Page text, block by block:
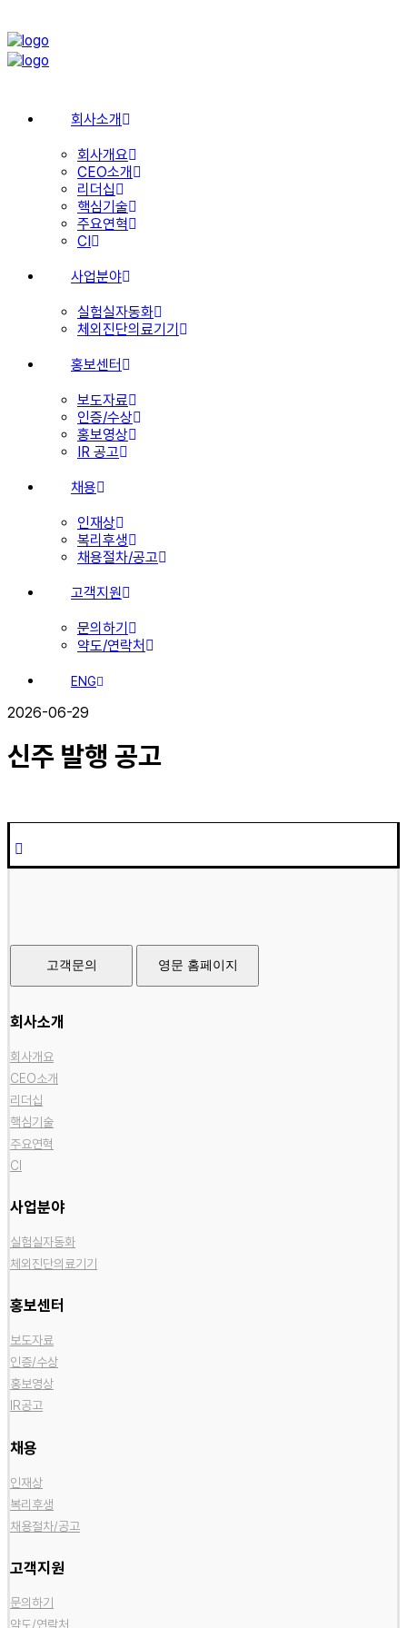
회사소개
회사개요
CEO소개
리더십
핵심기술
주요연혁
CI
사업분야
실험실자동화
체외진단의료기기
홍보센터
보도자료
인증/수상
홍보영상
IR 공고
채용
인재상
복리후생
채용절차/공고
고객지원
문의하기
약도/연락처
ENG
2026-06-29
신주 발행 공고
고객문의 영문 홈페이지
회사소개
회사개요
CEO소개
리더십
핵심기술
주요연혁
CI
사업분야
실험실자동화
체외진단의료기기
홍보센터
보도자료
인증/수상
홍보영상
IR공고
채용
인재상
복리후생
채용절차/공고
고객지원
문의하기
약도/연락처